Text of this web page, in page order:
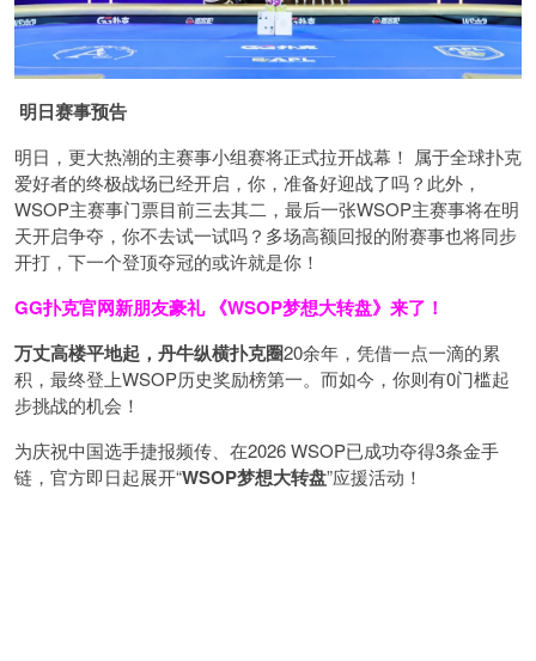
明日赛事预告
明日，更大热潮的主赛事小组赛将正式拉开战幕！ 属于全球扑克
爱好者的终极战场已经开启，你，准备好迎战了吗？此外，
WSOP主赛事门票目前三去其二，最后一张WSOP主赛事将在明
天开启争夺，你不去试一试吗？多场高额回报的附赛事也将同步
开打，下一个登顶夺冠的或许就是你！
GG扑克官网新朋友豪礼 《WSOP梦想大转盘》来了！
万丈高楼平地起，丹牛纵横扑克圈20余年，凭借一点一滴的累
积，最终登上WSOP历史奖励榜第一。而如今，你则有0门槛起
步挑战的机会！
为庆祝中国选手捷报频传、在2026 WSOP已成功夺得3条金手
链，官方即日起展开“WSOP梦想大转盘”应援活动！